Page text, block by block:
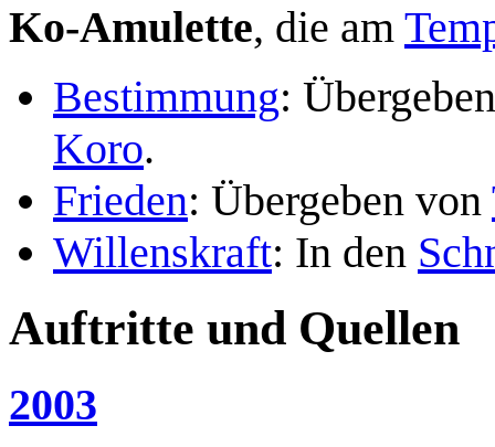
Ko-Amulette, die am
Bestimmung:
Koro.
Frieden: Übergeben von
Willenskraft: In den
Auftritte und Quellen
2003